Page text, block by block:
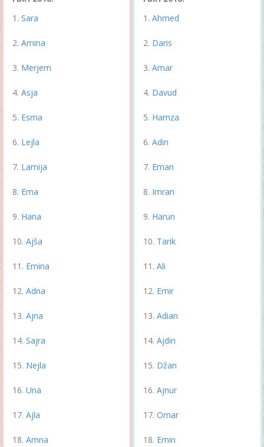
Sara
Amina
Merjem
Asja
Esma
Lejla
Lamija
Ema
Hana
Ajša
Emina
Adna
Ajna
Sajra
Nejla
Una
Ajla
Amna
Ahmed
Daris
Amar
Davud
Hamza
Adin
Eman
Imran
Harun
Tarik
Ali
Emir
Adian
Ajdin
Džan
Ajnur
Omar
Emin